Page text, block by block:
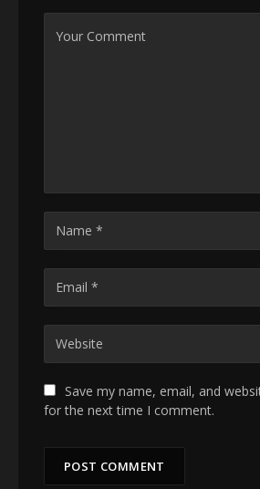
Save my name, email, and
for the next time I comment.